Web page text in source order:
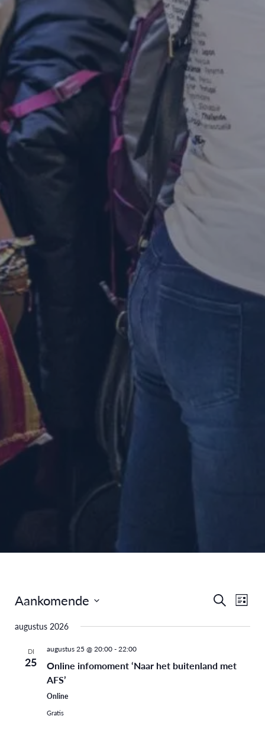
Zoeken
Zoeken
Lijst
Aankomende
een
datum.
augustus 2026
DI
25
augustus 25 @ 20:00-22:00
Online infomoment ‘Naar het buitenland met
AFS’
Online
Gratis